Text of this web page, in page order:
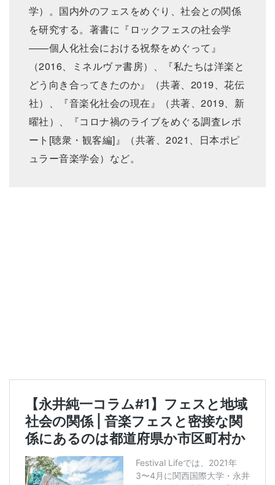
学）。国内外のフェスをめぐり、社会との関係
を研究する。著書に『ロックフェスの社会学
——個人化社会における祝祭をめぐって』
（2016、ミネルヴァ書房）、『私たちは洋楽と
どう向き合ってきたのか』（共著、2019、花伝
社）、『音楽化社会の現在』（共著、2019、新
曜社）、『コロナ禍のライブをめぐる調査レポ
ート[聴衆・観客編]』（共著、2021、日本ポピ
ュラー音楽学会）など。